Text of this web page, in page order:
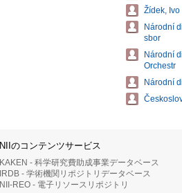
Žídek, Ivo
Národní
sbor
Národní
Orchestr
Národní
NIIのコンテンツサービス
KAKEN - 科学研究費助成事業データベース
IRDB - 学術機関リポジトリデータベース
NII-REO - 電子リソースリポジトリ